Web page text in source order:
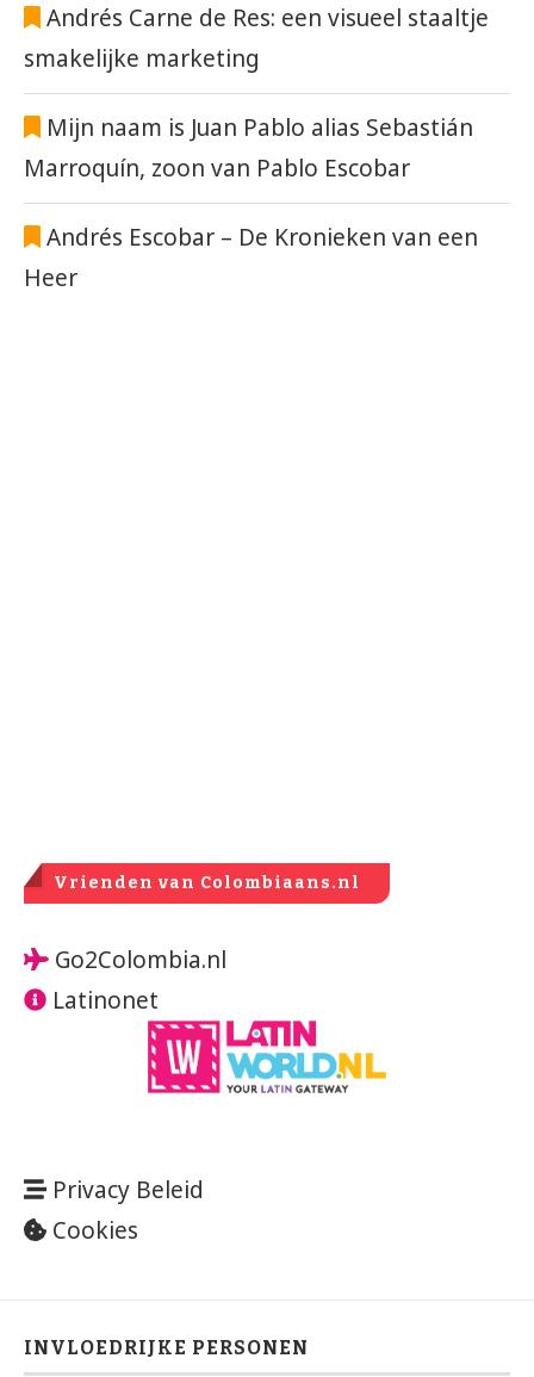
Andrés Carne de Res: een visueel staaltje
smakelijke marketing
Mijn naam is Juan Pablo alias Sebastián
Marroquín, zoon van Pablo Escobar
Andrés Escobar – De Kronieken van een
Heer
Vrienden van Colombiaans.nl
Go2Colombia.nl
Latinonet
Privacy Beleid
Cookies
INVLOEDRIJKE PERSONEN